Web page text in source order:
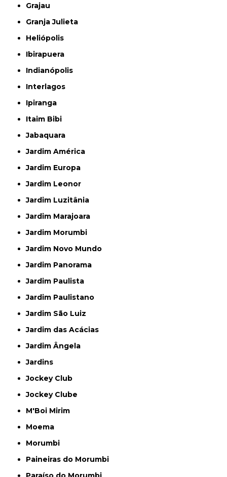
Grajau
Granja Julieta
Heliópolis
Ibirapuera
Indianópolis
Interlagos
Ipiranga
Itaim Bibi
Jabaquara
Jardim América
Jardim Europa
Jardim Leonor
Jardim Luzitânia
Jardim Marajoara
Jardim Morumbi
Jardim Novo Mundo
Jardim Panorama
Jardim Paulista
Jardim Paulistano
Jardim São Luiz
Jardim das Acácias
Jardim Ângela
Jardins
Jockey Club
Jockey Clube
M'Boi Mirim
Moema
Morumbi
Paineiras do Morumbi